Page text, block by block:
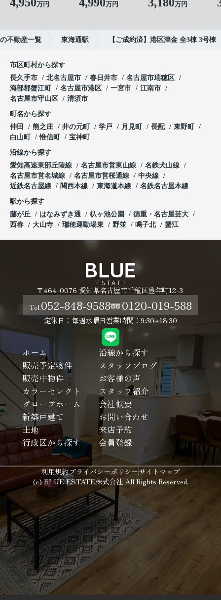
万円 万円 万円
不動産一覧 東海通駅 【ご成約済】港区津金 全3棟 3号棟
市区町村から探す
長久手市
北名古屋市 春日井市
名古屋市瑞穂区
海部郡蟹江町
名古屋市港区 一宮市
江南市
名古屋市守山区
清須市
町名から探す
仲田
熊之庄 井の元町 学戸 月見町 長配
東野町
白山町
惟信町 宝神町
沿線から探す
愛知高速東部丘陵線
名古屋市営東山線
名鉄犬山線
名古屋市営名城線
名古屋市営桜通線
中央線
近鉄名古屋線
関西本線 東海道本線 名鉄名古屋本線
駅から探す
藤が丘
はなみずき通 杁ヶ池公園
徳重・名古屋芸大
西春
大山寺 瑞穂運動場東 野並 鳴子北 蟹江
〒464-0076 愛知県名古屋市千種区豊年町12-3
Tel.052-848-9588 0120-019-588
定休日：毎週水曜日営業時間：9:30~18:30
ホーム
沿線から探す
販売予定物件
スタッフブログ
販売中物件
お客様の声
カラーセレクト
スタッフ紹介
グローブホーム
会社概要
新築戸建て
お問い合わせ
土地
来店予約
行政区から探す
会員登録
利用規約プライバシーポリシーサイトマップ
(c) BLUE ESTATE株式会社 All Rights Reserved.